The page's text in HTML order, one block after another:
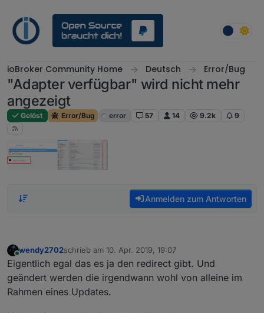
ioBroker Community Home Deutsch Error/Bug
"Adapter verfügbar" wird nicht mehr
angezeigt
Gelöst Error/Bug error 57 14 9.2k 9
Anmelden zum Antworten
Online
wendy2702schrieb am 10. Apr. 2019, 19:07
zuletzt editiert von
Eigentlich egal das es ja den redirect gibt. Und
geändert werden die irgendwann wohl von alleine im
Rahmen eines Updates.